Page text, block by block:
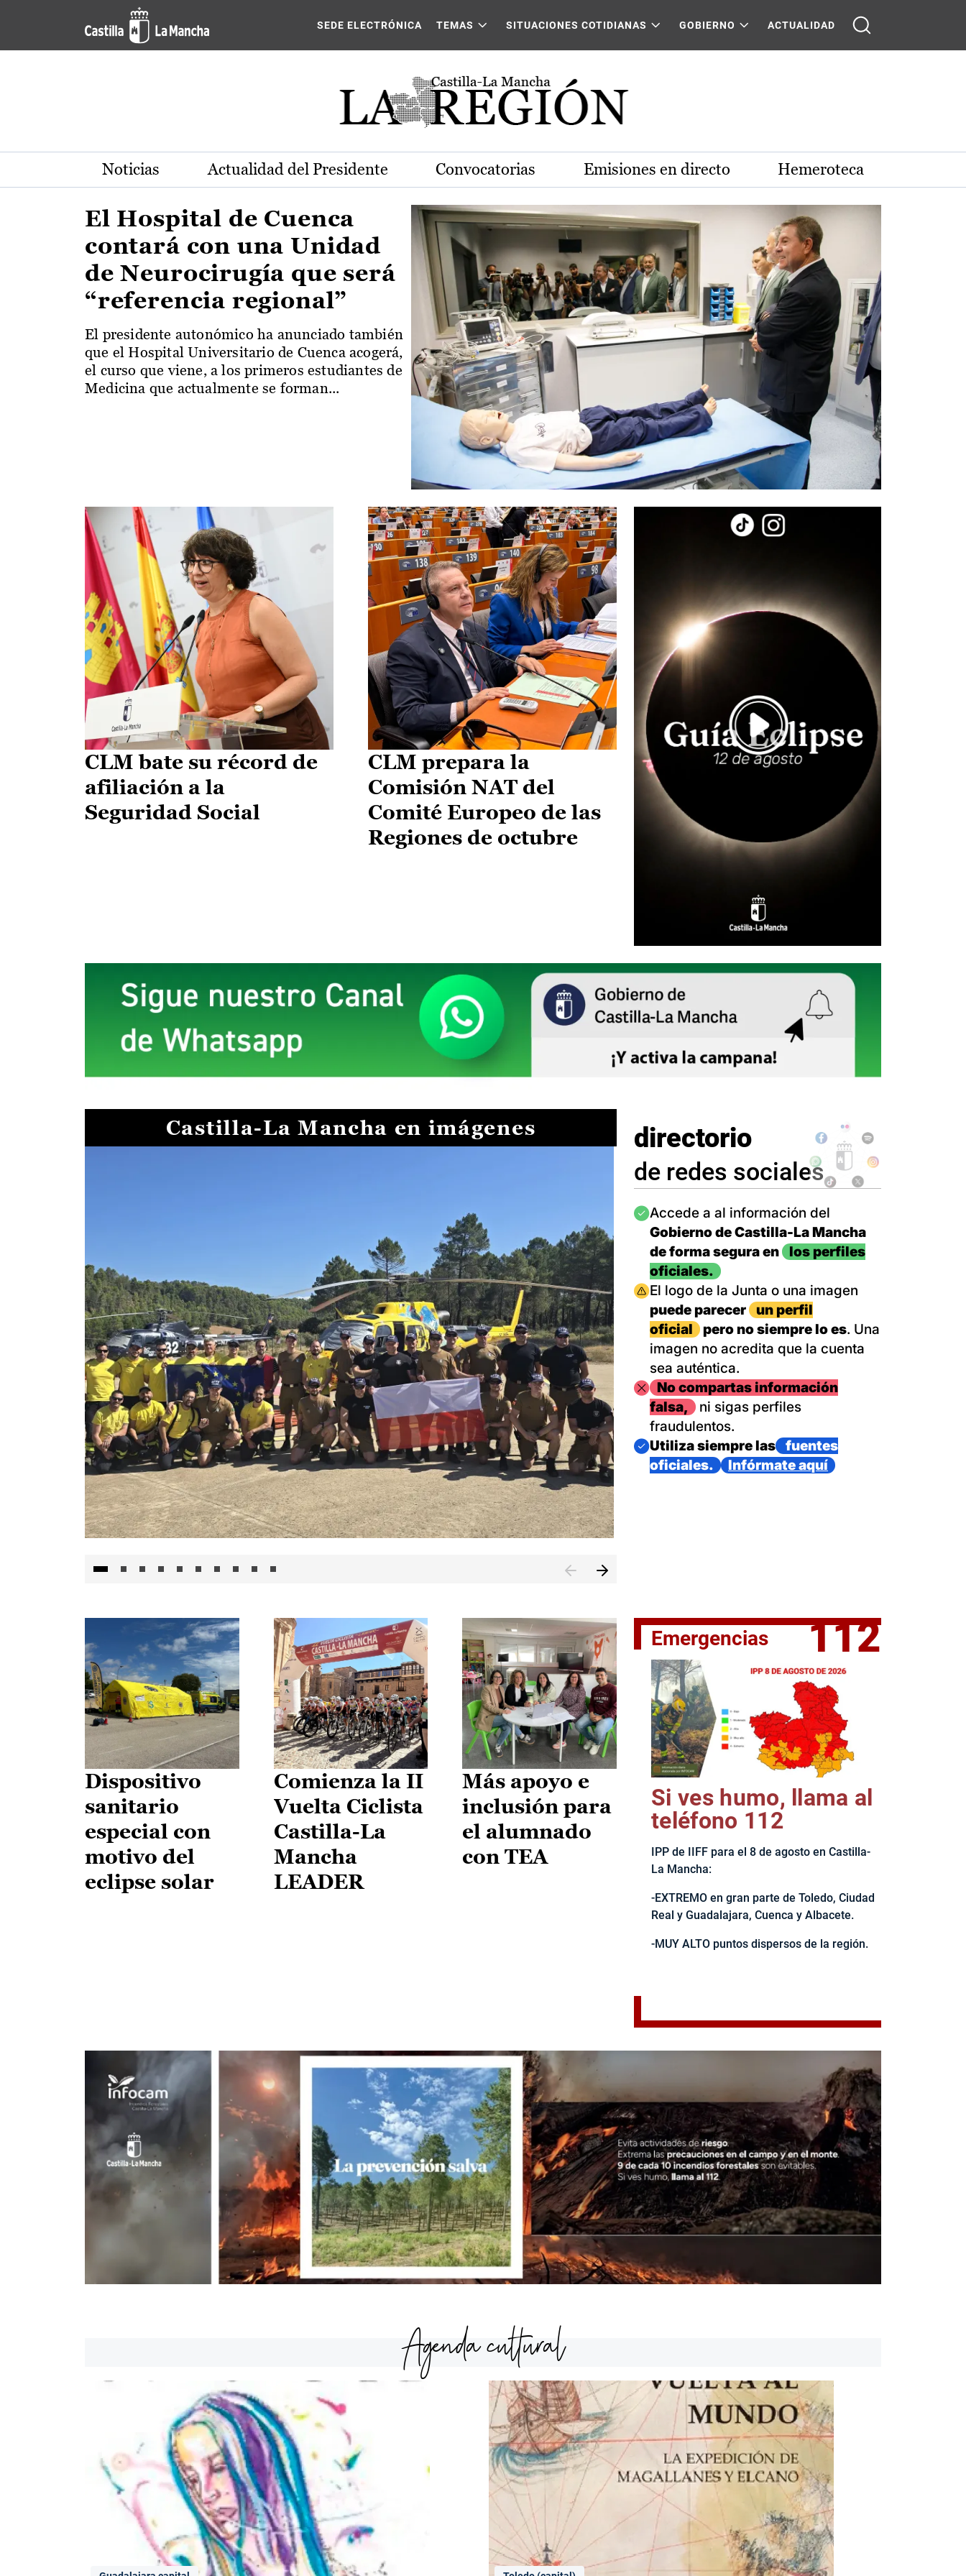
Pasar al contenido principal
Actualidad de la región de Castilla-La Mancha
SEDE ELECTRÓNICA TEMAS SITUACIONES COTIDIANAS GOBIERNO ACTUALIDAD
Noticias Actualidad del Presidente Convocatorias Emisiones en directo Hemeroteca
El Hospital de Cuenca
contará con una Unidad
de Neurocirugía que será
“referencia regional”
El presidente autonómico ha anunciado también
que el Hospital Universitario de Cuenca acogerá,
el curso que viene, a los primeros estudiantes de
Medicina que actualmente se forman...
CLM bate su récord de
afiliación a la
Seguridad Social
CLM prepara la
Comisión NAT del
Comité Europeo de las
Regiones de octubre
Castilla-La Mancha en imágenes
II Vuelta Ciclista CLM LEADER
directorio
de redes sociales
Imagen
Accede a al información del
Gobierno de Castilla-La Mancha
de forma segura en
los perfiles
oficiales.
Imagen
El logo de la Junta o una imagen
puede parecer
un perfil
oficial
pero no siempre lo es. Una
imagen no acredita que la cuenta
sea auténtica.
ImagenNo compartas información
falsa,
ni sigas perfiles
fraudulentos.
Imagen
Utiliza siempre las
fuentes
oficiales.
Infórmate aquí
Dispositivo
sanitario
especial con
motivo del
eclipse solar
Comienza la II
Vuelta Ciclista
Castilla-La
Mancha
LEADER
Más apoyo e
inclusión para
el alumnado
con TEA
Emergencias 112
Si ves humo, llama al
teléfono 112
IPP de IIFF para el 8 de agosto en Castilla-
La Mancha:
-EXTREMO en gran parte de Toledo, Ciudad
Real y Guadalajara, Cuenca y Albacete.
-MUY ALTO puntos dispersos de la región.
Agenda cultural